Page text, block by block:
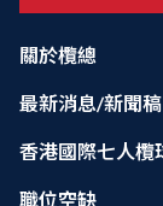
關於欖總
最新消息/新聞稿
香港國際七人欖